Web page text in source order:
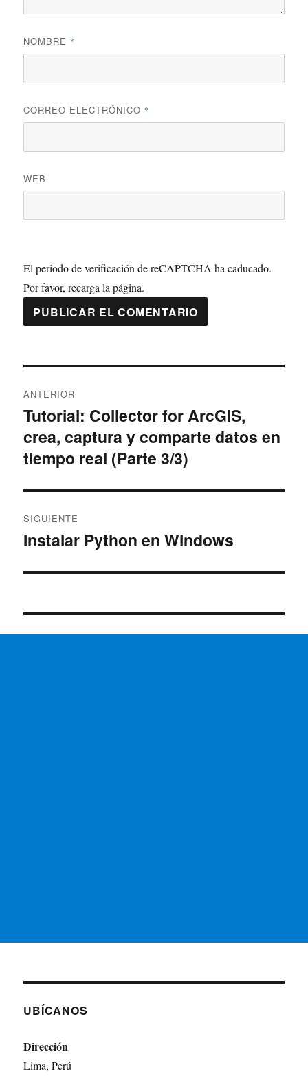
NOMBRE *
CORREO ELECTRÓNICO *
WEB
El periodo de verificación de reCAPTCHA ha caducado.
Por favor, recarga la página.
de
entradas
ANTERIOR
Entrada
anterior:
Tutorial: Collector for ArcGIS,
crea, captura y comparte datos en
tiempo real (Parte 3/3)
SIGUIENTE
Entrada
Instalar Python en Windows
UBÍCANOS
Dirección
Lima, Perú